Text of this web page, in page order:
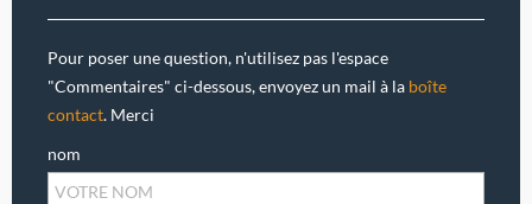
Pour poser une question, n'utilisez pas l'espace
"Commentaires" ci-dessous, envoyez un mail à la boîte
contact. Merci
nom